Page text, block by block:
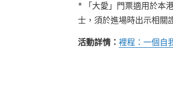
* 「大愛」門票適用於本
士，須於進場時出示相關
活動詳情： 裡程：一個自